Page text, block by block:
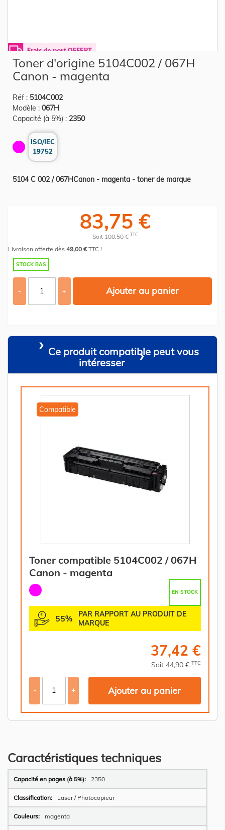
the
beginning
images
gallery
Toner d'origine 5104C002 / 067H
Canon - magenta
Réf : 5104C002
Modèle : 067H
Capacité (à 5%) : 2350
ISO/IEC
19752
5104 C 002 / 067HCanon - magenta - toner de marque
83,75 €
Soit 100,50 € TTC
Livraison offerte dès 49,00 €TTC !
STOCK BAS
- + Ajouter au panier
Ce produit compatible peut vous
intéresser
Compatible
Toner compatible 5104C002 / 067H
Canon - magenta
EN STOCK
55%
PAR RAPPORT AU PRODUIT DE
MARQUE
37,42 €
Soit 44,90 € TTC
- + Ajouter au panier
Caractéristiques techniques
Plus
d’information
2350
Laser / Photocopieur
magenta